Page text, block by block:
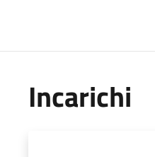
Incarichi